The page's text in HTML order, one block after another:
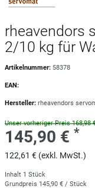
rheavendors
2/10 kg für
Artikelnummer: 58378
EAN:
Hersteller: rheavendors
Unser vorheriger Preis 168,98
145,90 € *
122,61 € (exkl. MwSt.)
Inhalt 1 Stück
Grundpreis 145,90 € / Stück